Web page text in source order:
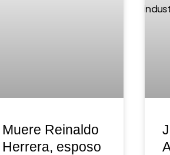
Muere Reinaldo
Herrera, esposo